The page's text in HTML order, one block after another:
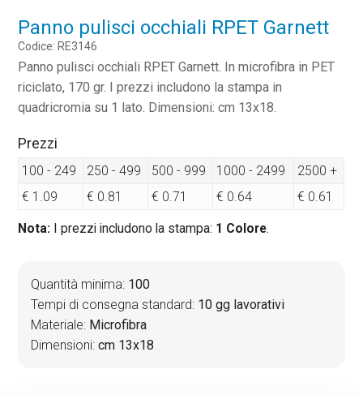
Panno pulisci occhiali RPET Garnett
Codice: RE3146
Panno pulisci occhiali RPET Garnett. In microfibra in PET
riciclato, 170 gr. I prezzi includono la stampa in
quadricromia su 1 lato. Dimensioni: cm 13x18.
Prezzi
100 - 249 250 - 499 500 - 999 1000 - 2499
2500 +
€ 1.09
€ 0.81 € 0.71 € 0.64 € 0.61
Nota: I prezzi includono la stampa: 1 Colore.
Quantità minima: 100
Tempi di consegna standard: 10 gg lavorativi
Materiale: Microfibra
Dimensioni:cm 13x18